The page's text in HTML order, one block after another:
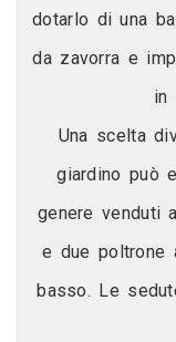
dotarlo di una
da zavorra e
in
Una scelta
giardino può
genere venduti
e due poltrone
basso. Le